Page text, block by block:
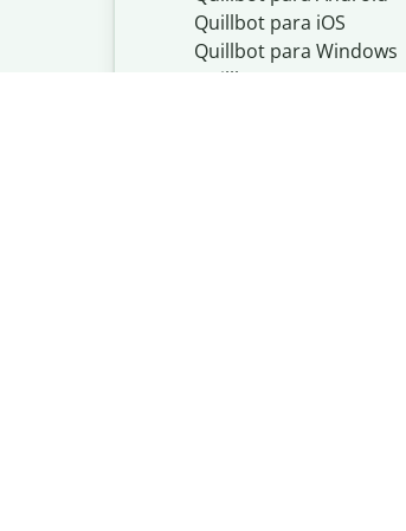
Quillbot para iOS
Quillbot para Windows
Quillbot para macOS